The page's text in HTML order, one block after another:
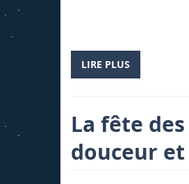
LIRE PLUS
La fête
douceur et